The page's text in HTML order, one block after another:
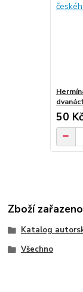
50 Kč
Zboží
Katalog
Všechno